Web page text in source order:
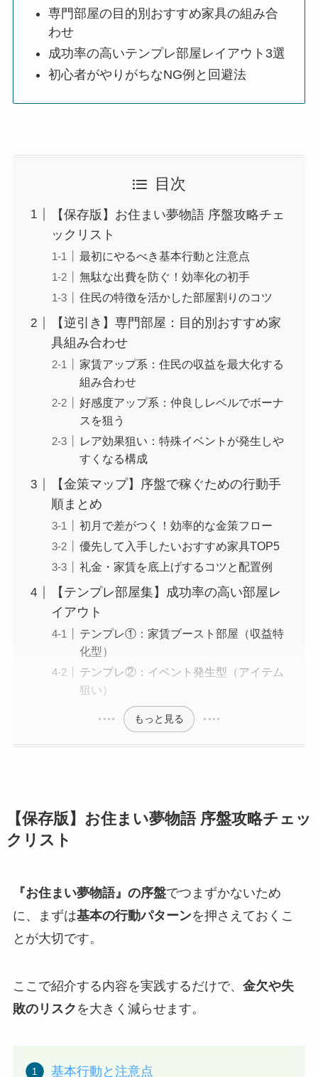
専門部屋の目的別おすすめ家具の組み合
わせ
成功率の高いテンプレ部屋レイアウト3選
初心者がやりがちなNG例と回避法
目次
【保存版】お住まい夢物語 序盤攻略チェ
ックリスト
最初にやるべき基本行動と注意点
無駄な出費を防ぐ！効率化の初手
住民の特徴を活かした部屋割りのコツ
【逆引き】専門部屋：目的別おすすめ家
具組み合わせ
家賃アップ系：住民の収益を最大化する
組み合わせ
好感度アップ系：仲良しレベルでボーナ
スを狙う
レア効果狙い：特殊イベントが発生しや
すくなる構成
【金策マップ】序盤で稼ぐための行動手
順まとめ
初月で差がつく！効率的な金策フロー
優先して入手したいおすすめ家具TOP5
礼金・家賃を底上げするコツと配置例
【テンプレ部屋集】成功率の高い部屋レ
イアウト
テンプレ①：家賃ブースト部屋（収益特
化型）
テンプレ②：イベント発生型（アイテム
狙い）
もっと見る
【保存版】お住まい夢物語 序盤攻略チェッ
クリスト
『お住まい夢物語』の序盤でつまずかないため
に、まずは基本の行動パターンを押さえておくこ
とが大切です。
ここで紹介する内容を実践するだけで、 金欠や失
敗のリスク を大きく減らせます。
基本行動と注意点